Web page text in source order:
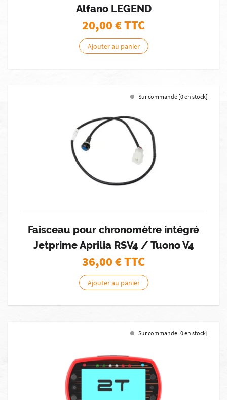
Alfano LEGEND
20,00€ TTC
Ajouter au panier
Sur commande [0 en stock]
Faisceau pour chronomètre intégré
Jetprime Aprilia RSV4 / Tuono V4
36,00€ TTC
Ajouter au panier
Sur commande [0 en stock]